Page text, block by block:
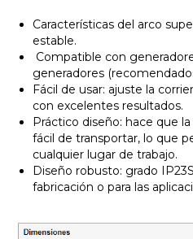
Características del arco
estable.
Compatible con
generadores
Fácil de usar: ajuste la
con excelentes resultados.
Práctico diseño: hace que
fácil de transportar, lo que
cualquier lugar de trabajo.
Diseño robusto: grado
fabricación o para las